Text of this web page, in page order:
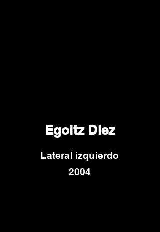
Egoitz Diez
Lateral izquierdo
2004